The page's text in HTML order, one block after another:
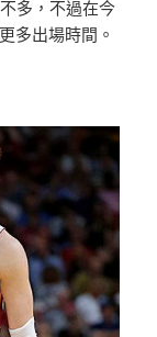
多，不過在今
多出場時間。